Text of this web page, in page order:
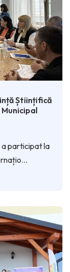
Științifică
a participat la